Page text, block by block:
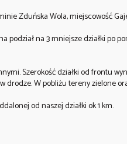
Zduńska Wola, miejscowość
podział na 3 mniejsze działki
Szerokość działki od frontu
drodze. W pobliżu tereny zielone
od naszej działki ok 1 km.